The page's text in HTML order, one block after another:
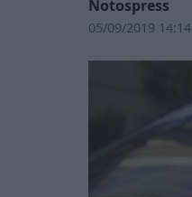
Notospress
05/09/2019 14:14